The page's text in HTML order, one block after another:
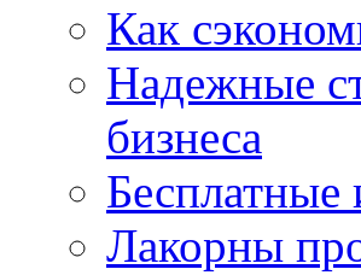
Как
Надежные
бизнеса
Лакорны